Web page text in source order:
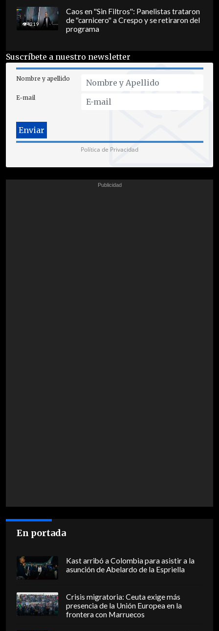
4219
Caos en "Sin Filtros": Panelistas trataron
de "carnicero" a Crespo y se retiraron del
programa
Suscríbete a nuestro newsletter
Nombre y apellido
E-mail
Política de Privacidad
En portada
Kast arribó a Colombia para asistir a la
asunción de Abelardo de la Espriella
Crisis migratoria: Ceuta exige más
presencia de la Unión Europea en la
frontera con Marruecos